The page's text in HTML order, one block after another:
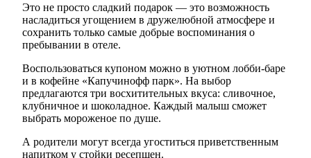
Это не просто сладкий подарок — это возможность
насладиться угощением в дружелюбной атмосфере и
сохранить только самые добрые воспоминания о
пребывании в отеле.
Воспользоваться купоном можно в уютном лобби-баре
и в кофейне «Капучинофф парк». На выбор
предлагаются три восхитительных вкуса: сливочное,
клубничное и шоколадное. Каждый малыш сможет
выбрать мороженое по душе.
А родители могут всегда угоститься приветственным
напитком у стойки ресепшен.